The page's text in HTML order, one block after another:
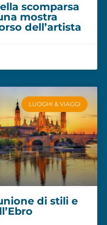
scomparsa
mostra
dell’artista
LUOGHI & VIAGGI
di stili e